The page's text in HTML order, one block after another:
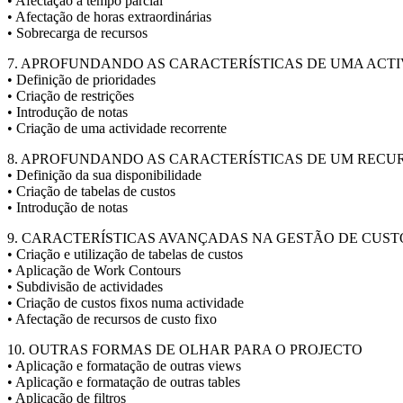
• Afectação de horas extraordinárias
• Sobrecarga de recursos
7. APROFUNDANDO AS CARACTERÍSTICAS DE UMA
• Definição de prioridades
• Criação de restrições
• Introdução de notas
• Criação de uma actividade recorrente
8. APROFUNDANDO AS CARACTERÍSTICAS DE UM
• Definição da sua disponibilidade
• Criação de tabelas de custos
• Introdução de notas
9. CARACTERÍSTICAS AVANÇADAS NA GESTÃO DE
• Criação e utilização de tabelas de custos
• Aplicação de Work Contours
• Subdivisão de actividades
• Criação de custos fixos numa actividade
• Afectação de recursos de custo fixo
10. OUTRAS FORMAS DE OLHAR PARA O PROJECTO
• Aplicação e formatação de outras views
• Aplicação e formatação de outras tables
• Aplicação de filtros